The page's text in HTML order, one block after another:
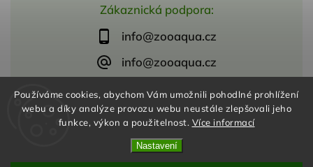
Používáme cookies, abychom Vám umožnili pohodlné prohlížení
webu a díky analýze provozu webu neustále zlepšovali jeho
funkce, výkon a použitelnost. Více informací
Nastavení
Zákaznická podpora:
info@zooaqua.cz
info@zooaqua.cz
Copyright 2026ZooAqua, s.r.o. Všechna práva vyhrazena.
VytvořilShoptet| Design